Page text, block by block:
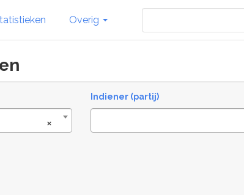
Overig
×
Indiener (partij)